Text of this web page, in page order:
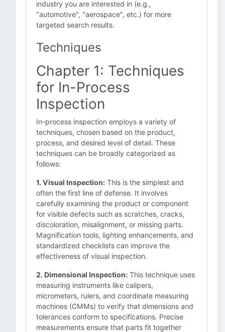
industry you are interested in (e.g.,
"automotive", "aerospace", etc.) for more
targeted search results.
Techniques
Chapter 1: Techniques
for In-Process
Inspection
In-process inspection employs a variety of
techniques, chosen based on the product,
process, and desired level of detail. These
techniques can be broadly categorized as
follows:
1. Visual Inspection: This is the simplest and
often the first line of defense. It involves
carefully examining the product or component
for visible defects such as scratches, cracks,
discoloration, misalignment, or missing parts.
Magnification tools, lighting enhancements, and
standardized checklists can improve the
effectiveness of visual inspection.
2. Dimensional Inspection: This technique uses
measuring instruments like calipers,
micrometers, rulers, and coordinate measuring
machines (CMMs) to verify that dimensions and
tolerances conform to specifications. Precise
measurements ensure that parts fit together